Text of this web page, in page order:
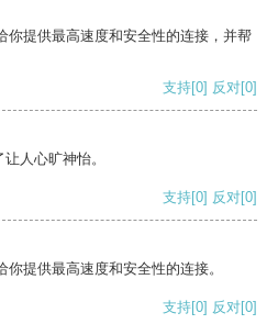
你提供最高速度和安全性的连接，并帮
支持[0] 反对[0]
人心旷神怡。
支持[0] 反对[0]
提供最高速度和安全性的连接。
支持[0] 反对[0]